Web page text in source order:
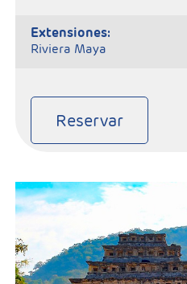
extensiones:
Riviera Maya
Reservar
-Salidas: Sábados
- Ruta: 3 Noches Ciudad de
Noche en Puebla2 Noches en
Noches en San Cristóbal, 1
Campeche, 1 Noche en Mérida y 1
- Categoría Hotelera: C, B y A en
Régimen: Según itinerario